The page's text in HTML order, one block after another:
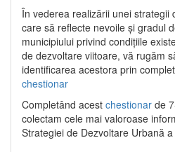
În vederea realizării unei strategii
care să reflecte nevoile și gradul
municipiului privind condițiile
de dezvoltare viitoare, vă rugăm
identificarea acestora prin
chestionar
Completând acest chestionar de
colectam cele mai valoroase
Strategiei de Dezvoltare Urbană